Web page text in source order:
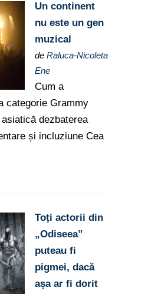
Un continent
nu este un gen
muzical
de Raluca-Nicoleta
Ene
Cum a
categorie Grammy
dezbaterea
și incluziune Cea
Toți actorii din
„Odiseea”
puteau fi
pigmei, dacă
așa ar fi dorit